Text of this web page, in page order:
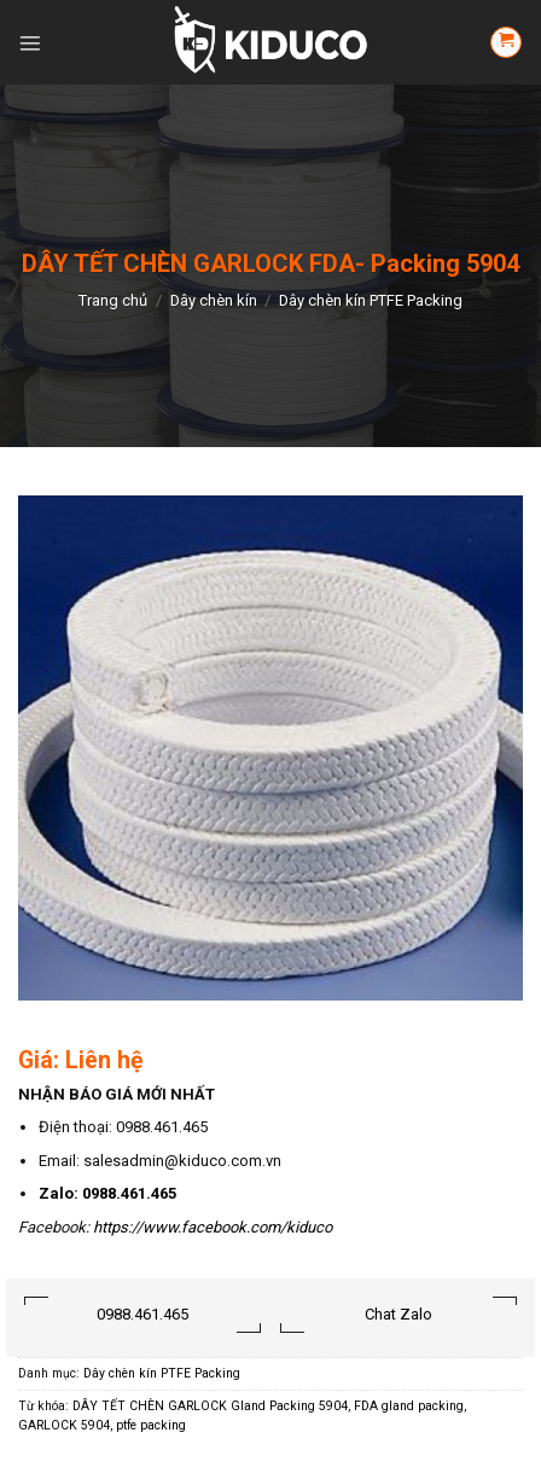
DÂY TẾT CHÈN GARLOCK FDA- Packing 5904
Trang chủ / Dây chèn kín / Dây chèn kín PTFE Packing
Giá: Liên hệ
NHẬN BÁO GIÁ MỚI NHẤT
Điện thoại: 0988.461.465
Email: salesadmin@kiduco.com.vn
Zalo: 0988.461.465
Facebook: https://www.facebook.com/kiduco
0988.461.465 Chat Zalo
Danh mục: Dây chèn kín PTFE Packing
Từ khóa: DÂY TẾT CHÈN GARLOCK Gland Packing 5904, FDA gland packing,
GARLOCK 5904, ptfe packing